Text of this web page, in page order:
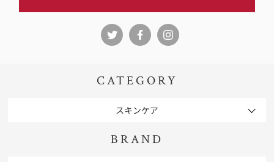
CATEGORY
スキンケア
BRAND